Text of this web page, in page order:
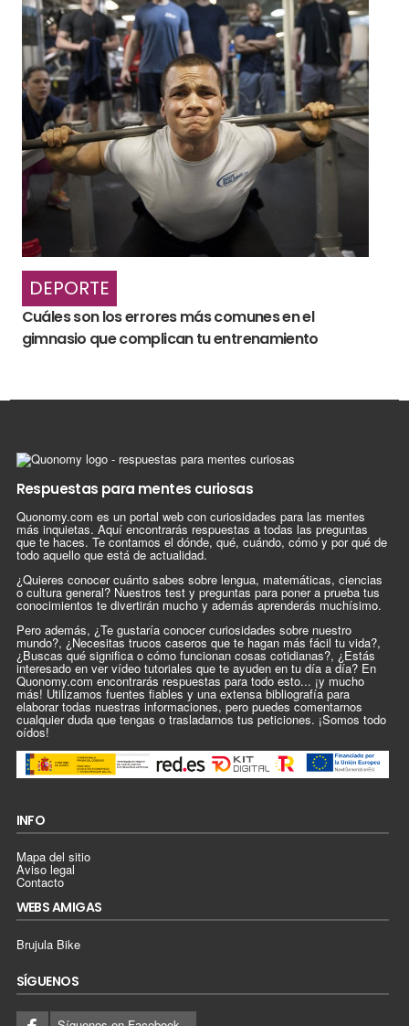
DEPORTE
Cuáles son los errores más comunes en el
gimnasio que complican tu entrenamiento
Respuestas para mentes curiosas
Quonomy.com es un portal web con curiosidades para las mentes
más inquietas. Aquí encontrarás respuestas a todas las preguntas
que te haces. Te contamos el dónde, qué, cuándo, cómo y por qué de
todo aquello que está de actualidad.
¿Quieres conocer cuánto sabes sobre lengua, matemáticas, ciencias
o cultura general? Nuestros test y preguntas para poner a prueba tus
conocimientos te divertirán mucho y además aprenderás muchísimo.
Pero además, ¿Te gustaría conocer curiosidades sobre nuestro
mundo?, ¿Necesitas trucos caseros que te hagan más fácil tu vida?,
¿Buscas qué significa o cómo funcionan cosas cotidianas?, ¿Estás
interesado en ver vídeo tutoriales que te ayuden en tu día a día? En
Quonomy.com encontrarás respuestas para todo esto... ¡y mucho
más! Utilizamos fuentes fiables y una extensa bibliografía para
elaborar todas nuestras informaciones, pero puedes comentarnos
cualquier duda que tengas o trasladarnos tus peticiones. ¡Somos todo
oídos!
INFO
Mapa del sitio
Aviso legal
Contacto
WEBS AMIGAS
Brujula Bike
SÍGUENOS